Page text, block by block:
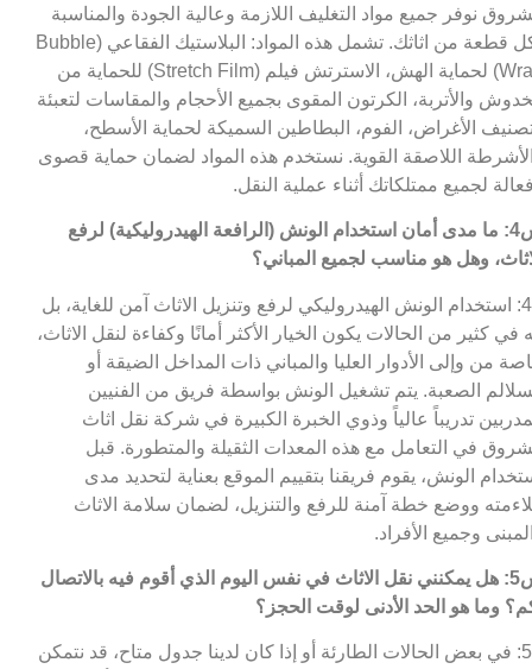
نوفر جميع مواد التغليف اللازمة وعالية الجودة والمناسبة
لكل قطعة من اثاثك. تشمل هذه المواد: البلاستيك الفقاعي (Bubble
Wrap) لحماية الهش، الاسترتش فيلم (Stretch Film) للحماية من
والأتربة، الكرتون المقوى بجميع الأحجام والمقاسات لتعبئة
الأغراض، الفوم، البطاطين السميكة لحماية الأسطح،
اللاصقة القوية. نستخدم هذه المواد لضمان حماية قصوى
لجميع ممتلكاتك أثناء عملية النقل.
س4: ما مدى أمان استخدام الونش (الرافعة الهيدروليكية) لرفع
وهل هو مناسب لجميع المباني؟
ج4: استخدام الونش الهيدروليكي لرفع وتنزيل الاثاث آمن للغاية، بل
في كثير من الحالات يكون الخيار الأكثر أمانًا وكفاءة لنقل الاثاث،
من وإلى الأدوار العليا والمباني ذات المداخل الضيقة أو
الصعبة. يتم تشغيل الونش بواسطة فريق من الفنيين
تدريباً عالياً وذوي الخبرة الكبيرة في شركة نقل اثاث
في التعامل مع هذه المعدات الثقيلة والمتطورة. قبل
الونش، يقوم فريقنا بتقييم الموقع بعناية لتحديد مدى
ووضع خطة آمنة للرفع والتنزيل، لضمان سلامة الاثاث
وجميع الأفراد.
س5: هل يمكنني نقل الاثاث في نفس اليوم الذي أقوم فيه بالاتصال
وما هو الحد الأدنى لوقت الحجز؟
ج5: في بعض الحالات الطارئة أو إذا كان لدينا جدول متاح، قد نتمكن